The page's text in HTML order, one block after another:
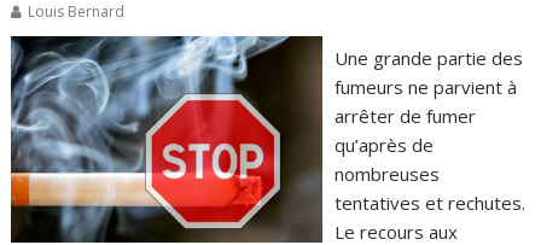
Louis Bernard
Une grande partie des
fumeurs ne parvient à
arrêter de fumer
qu’après de
nombreuses
tentatives et rechutes.
Le recours aux